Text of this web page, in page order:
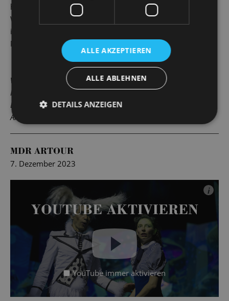
hypnotisch wie die geheimnisvolle Raupe mit ihrer
Wasserpfeife; vorwärtsdrängende Rhythmen treiben Alice
immer tiefer in ihre Geschichte hinein und uns im
Publikum mit ihr.
Vielen Dank!
In der Spielzeit 2025/2026 sponsert der Handpan-Salon aus
Dresden/Langebrück eine Handpan für alle Vorstellungen von
Alice. Wir bedanken uns herzlich für die Unterstützung!
MDR ARTOUR
7. Dezember 2023
YOUTUBE AKTIVIEREN
i
YouTube immer aktivieren
ALLE AKZEPTIEREN
ALLE ABLEHNEN
DETAILS ANZEIGEN